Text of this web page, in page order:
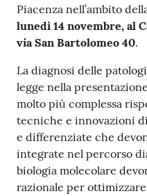
Piacenza nell’ambito
lunedì 14 novembre, al
via San Bartolomeo 40.
La diagnosi delle
legge nella
molto più complessa
tecniche e innovazioni
e differenziate che
integrate nel percorso
biologia molecolare
razionale per